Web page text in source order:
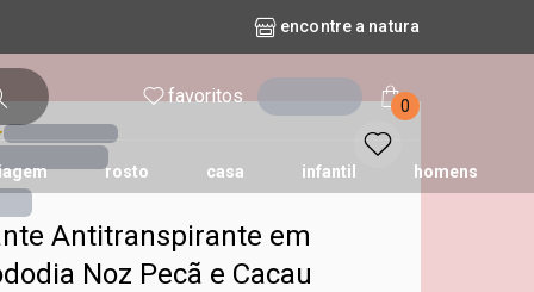
encontre a natura
favoritos 0
rosto casa infantil homens
cashback
queridinhos das redes sociais
biografia erva Doce kriska aura
Antitranspirante em
Noz Pecã e Cacau